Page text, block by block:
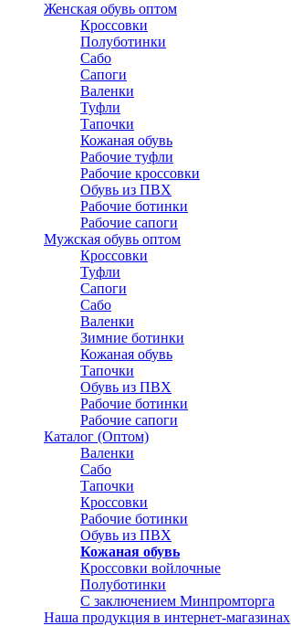
Женская обувь оптом
Кроссовки
Полуботинки
Сабо
Сапоги
Валенки
Туфли
Тапочки
Кожаная обувь
Рабочие туфли
Рабочие кроссовки
Обувь из ПВХ
Рабочие ботинки
Рабочие сапоги
Мужская обувь оптом
Кроссовки
Туфли
Сапоги
Сабо
Валенки
Зимние ботинки
Кожаная обувь
Тапочки
Обувь из ПВХ
Рабочие ботинки
Рабочие сапоги
Каталог (Оптом)
Валенки
Сабо
Тапочки
Кроссовки
Рабочие ботинки
Обувь из ПВХ
Кожаная обувь
Кроссовки войлочные
Полуботинки
С заключением Минпромторга
Наша продукция в интернет-магазинах